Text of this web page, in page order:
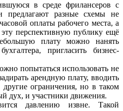
в среде фрилансеров с
предлагают разные схемы не
оплаты рабочего места, а
перспективную публику ещё
плату можно нанять
пригласить бизнес-
попытаться использовать не
арендную плату, вводить
ограничения, но в таком
дух, и участники движения.
давлению извне. Такой